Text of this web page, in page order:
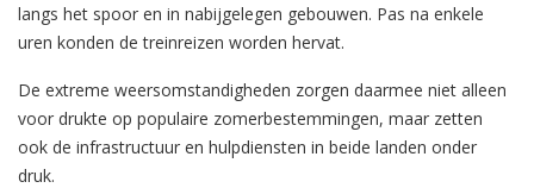
langs het spoor en in nabijgelegen gebouwen. Pas na enkele
uren konden de treinreizen worden hervat.
De extreme weersomstandigheden zorgen daarmee niet alleen
voor drukte op populaire zomerbestemmingen, maar zetten
ook de infrastructuur en hulpdiensten in beide landen onder
druk.